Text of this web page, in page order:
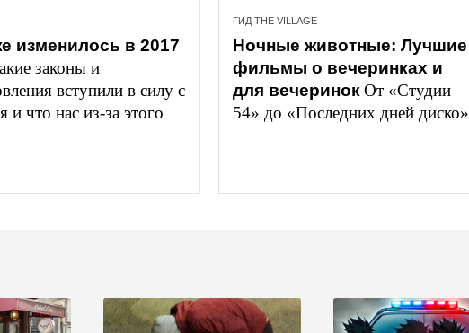
изменилось в 2017
законы и
вступили в силу с
и что нас из-за этого
ГИД THE VILLAGE
Ночные животные: Лучшие
фильмы о вечеринках и
для вечеринокОт «Студии
54» до «Последних дней диско»